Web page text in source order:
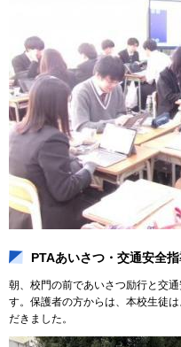
PTAあいさつ・交通安全
朝、校門の前であいさつ励行と交
す。保護者の方からは、本校生徒
だきました。